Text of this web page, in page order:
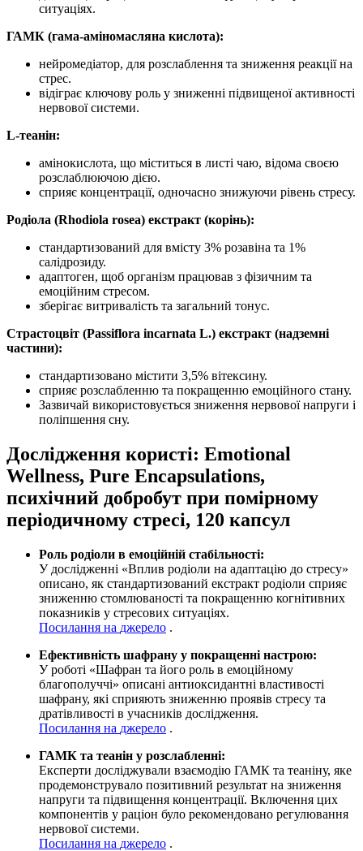
ситуаціях.
ГАМК (гама-аміномасляна кислота):
нейромедіатор, для розслаблення та зниження реакції на
стрес.
відіграє ключову роль у зниженні підвищеної активності
нервової системи.
L-теанін:
амінокислота, що міститься в листі чаю, відома своєю
розслаблюючою дією.
сприяє концентрації, одночасно знижуючи рівень стресу.
Родіола (Rhodiola rosea) екстракт (корінь):
стандартизований для вмісту 3% розавіна та 1%
салідрозиду.
адаптоген, щоб організм працював з фізичним та
емоційним стресом.
зберігає витривалість та загальний тонус.
Страстоцвіт (Passiflora incarnata L.) екстракт (надземні
частини):
стандартизовано містити 3,5% вітексину.
сприяє розслабленню та покращенню емоційного стану.
Зазвичай використовується зниження нервової напруги і
поліпшення сну.
Дослідження користі: Emotional
Wellness, Pure Encapsulations,
психічний добробут при помірному
періодичному стресі, 120 капсул
Роль родіоли в емоційній стабільності:
У дослідженні «Вплив родіоли на адаптацію до стресу»
описано, як стандартизований екстракт родіоли сприяє
зниженню стомлюваності та покращенню когнітивних
показників у стресових ситуаціях.
Посилання на джерело .
Ефективність шафрану у покращенні настрою:
У роботі «Шафран та його роль в емоційному
благополуччі» описані антиоксидантні властивості
шафрану, які сприяють зниженню проявів стресу та
дратівливості в учасників дослідження.
Посилання на джерело .
ГАМК та теанін у розслабленні:
Експерти досліджували взаємодію ГАМК та теаніну, яке
продемонструвало позитивний результат на зниження
напруги та підвищення концентрації. Включення цих
компонентів у раціон було рекомендовано регулювання
нервової системи.
Посилання на джерело .